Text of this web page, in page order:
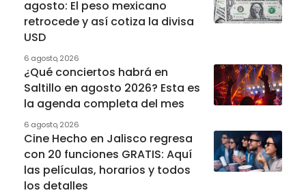
agosto: El peso mexicano
retrocede y así cotiza la divisa
USD
6 agosto, 2026
¿Qué conciertos habrá en
Saltillo en agosto 2026? Esta es
la agenda completa del mes
6 agosto, 2026
Cine Hecho en Jalisco regresa
con 20 funciones GRATIS: Aquí
las películas, horarios y todos
los detalles